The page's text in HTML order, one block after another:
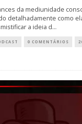
da mediunidade
detalhadamente como
a ideia d...
0 COMENTÁRIOS